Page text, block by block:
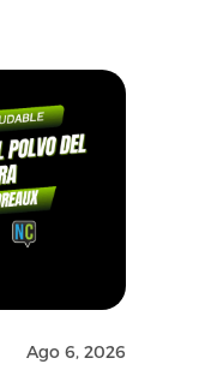
Ago 6, 2026